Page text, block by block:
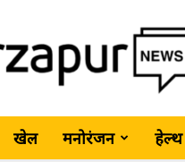
खेल मनोरंजन हेल्थ